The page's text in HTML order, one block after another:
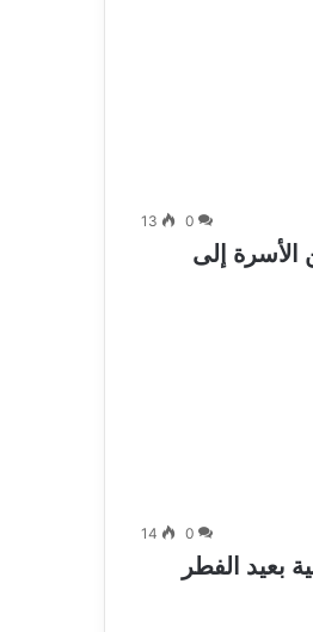
0
13
الأسرة إلى
0
14
بعيد الفطر